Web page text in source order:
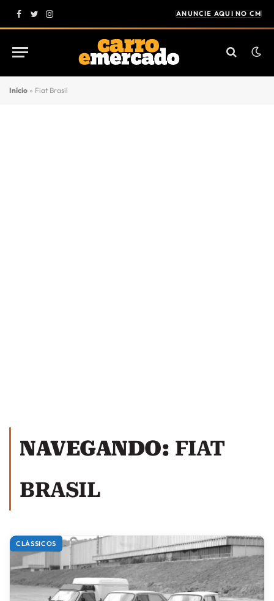
Facebook
Twitter
Instagram
ANUNCIE AQUI NO CM
Início » Fiat Brasil
NAVEGANDO: FIAT
BRASIL
CLÁSSICOS